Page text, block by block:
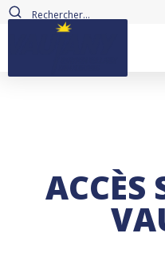
ACCÈS